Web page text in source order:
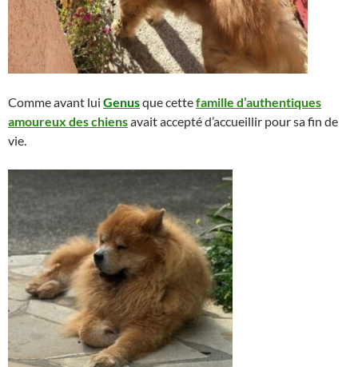
Comme avant lui Genusque cettefamille d’authentiques
amoureux des chiensavait accepté d’accueillir pour sa fin de
vie.